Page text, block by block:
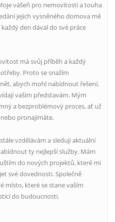
vášeň pro nemovitosti a touha
jejich vysněného domova mě
den dával do své práce
má svůj příběh a každý
Proto se snažím
abych mohl nabídnout řešení,
vašim představám. Mým
a bezproblémový proces, ať už
pronajímáte.
vzdělávám a sleduji aktuální
ty nejlepší služby. Mám
do nových projektů, které mi
své dovednosti. Společně
místo, které se stane vaším
do budoucnosti.